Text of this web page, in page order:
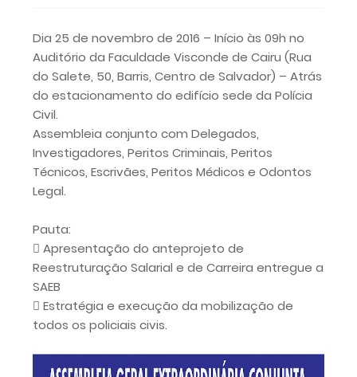
Dia 25 de novembro de 2016 – Início às 09h no
Auditório da Faculdade Visconde de Cairu (Rua
do Salete, 50, Barris, Centro de Salvador) – Atrás
do estacionamento do edifício sede da Polícia
Civil.
Assembleia conjunto com Delegados,
Investigadores, Peritos Criminais, Peritos
Técnicos, Escrivães, Peritos Médicos e Odontos
Legal.
Pauta:
 Apresentação do anteprojeto de
Reestruturação Salarial e de Carreira entregue a
SAEB
 Estratégia e execução da mobilização de
todos os policiais civis.